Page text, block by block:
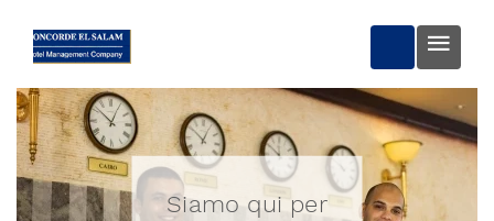
PRENOTA
Siamo qui per